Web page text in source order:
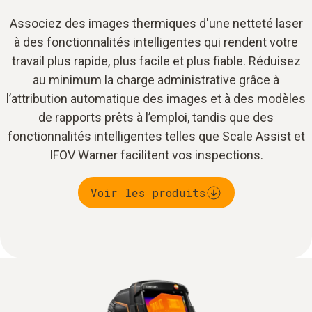
Associez des images thermiques d'une netteté laser
à des fonctionnalités intelligentes qui rendent votre
travail plus rapide, plus facile et plus fiable. Réduisez
au minimum la charge administrative grâce à
l’attribution automatique des images et à des modèles
de rapports prêts à l’emploi, tandis que des
fonctionnalités intelligentes telles que Scale Assist et
IFOV Warner facilitent vos inspections.
Voir les produits